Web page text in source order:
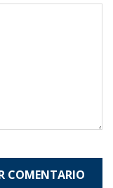
COMENTARIO